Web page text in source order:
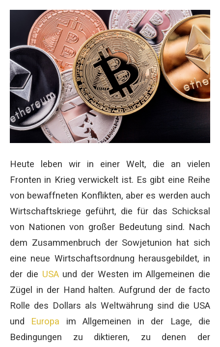
Heute leben wir in einer Welt, die an vielen
Fronten in Krieg verwickelt ist. Es gibt eine Reihe
von bewaffneten Konflikten, aber es werden auch
Wirtschaftskriege geführt, die für das Schicksal
von Nationen von großer Bedeutung sind. Nach
dem Zusammenbruch der Sowjetunion hat sich
eine neue Wirtschaftsordnung herausgebildet, in
der die USAund der Westen im Allgemeinen die
Zügel in der Hand halten. Aufgrund der de facto
Rolle des Dollars als Weltwährung sind die USA
und Europa im Allgemeinen in der Lage, die
Bedingungen zu diktieren, zu denen der